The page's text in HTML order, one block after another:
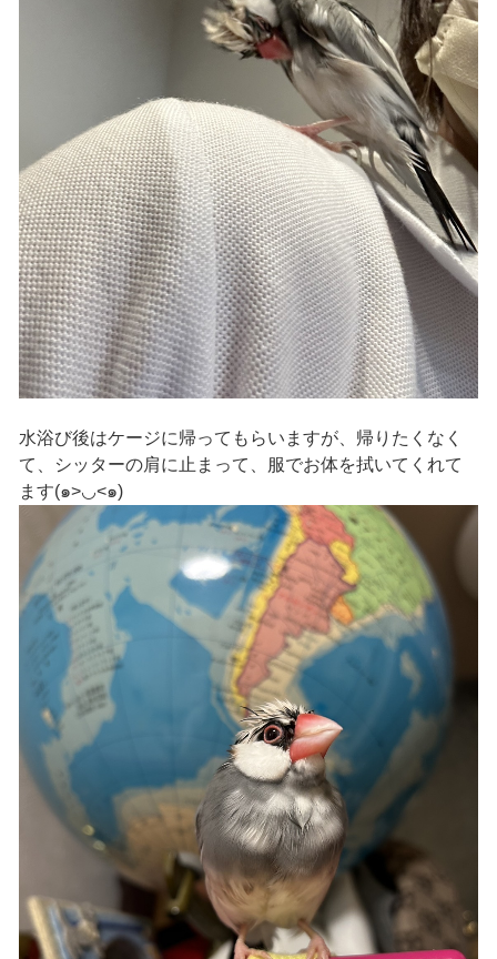
水浴び後はケージに帰ってもらいますが、帰りたくなく
て、シッターの肩に止まって、服でお体を拭いてくれて
ます(๑>◡<๑)